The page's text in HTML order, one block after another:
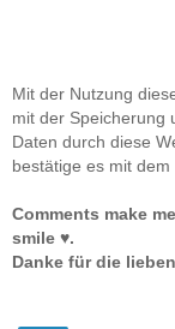
Mit der Nutzung
mit der Speicherung
Daten durch diese
bestätige es mit dem
Comments make
smile ♥.
Danke für die